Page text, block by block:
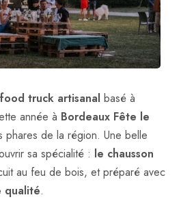
food truck artisanal basé à
année à Bordeaux Fête le
phares de la région. Une belle
sa spécialité : le chausson
au feu de bois, et préparé avec
qualité.